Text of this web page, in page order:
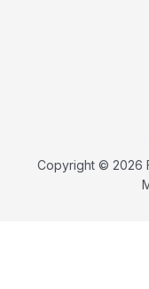
Copyright © 2026